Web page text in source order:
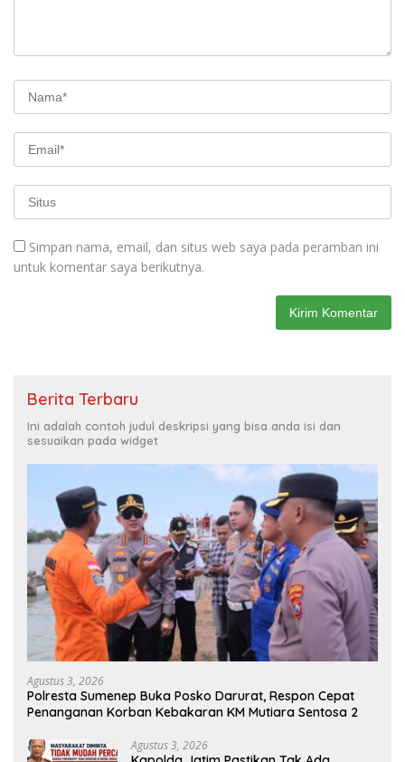
Simpan nama, email, dan situs web saya pada peramban ini
untuk komentar saya berikutnya.
Berita Terbaru
Ini adalah contoh judul deskripsi yang bisa anda isi dan
sesuaikan pada widget
Agustus 3, 2026
Polresta Sumenep Buka Posko Darurat, Respon Cepat
Penanganan Korban Kebakaran KM Mutiara Sentosa 2
Agustus 3, 2026